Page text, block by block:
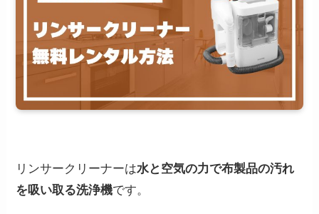
リンサークリーナーは水と空気の力で布製品の汚れ
を吸い取る洗浄機です。